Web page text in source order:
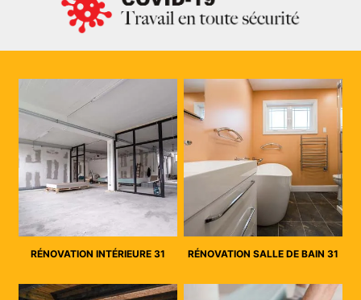
RÉNOVATION INTÉRIEURE 31 RÉNOVATION SALLE DE BAIN 31